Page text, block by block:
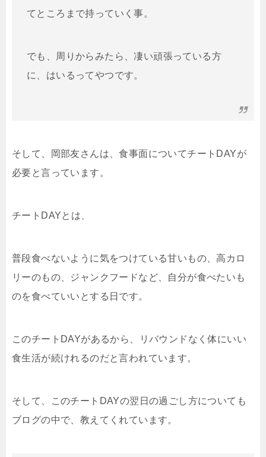
てところまで持っていく事。
でも、周りからみたら、凄い頑張っている方
に、はいるってやつです。
そして、岡部友さんは、食事面についてチートDAYが
必要と言っています。
チートDAYとは、
普段食べないように気をつけている甘いもの、高カロ
リーのもの、ジャンクフードなど、自分が食べたいも
のを食べていいとする日です。
このチートDAYがあるから、リバウンドなく体にいい
食生活が続けれるのだと言われています。
そして、このチートDAYの翌日の過ごし方についても
ブログの中で、教えてくれています。